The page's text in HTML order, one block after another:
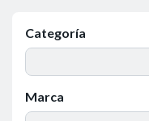
Categoría
Marca